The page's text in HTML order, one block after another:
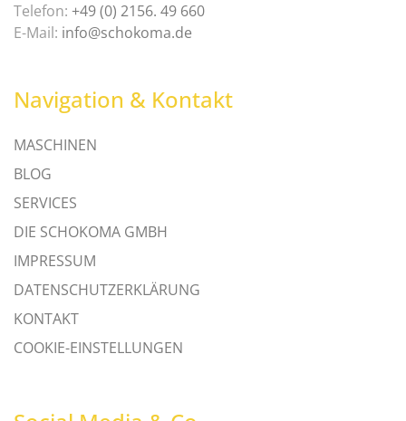
Telefon: +49 (0) 2156. 49 660
E-Mail: info@schokoma.de
Navigation & Kontakt
MASCHINEN
BLOG
SERVICES
DIE SCHOKOMA GMBH
IMPRESSUM
DATENSCHUTZERKLÄRUNG
KONTAKT
COOKIE-EINSTELLUNGEN